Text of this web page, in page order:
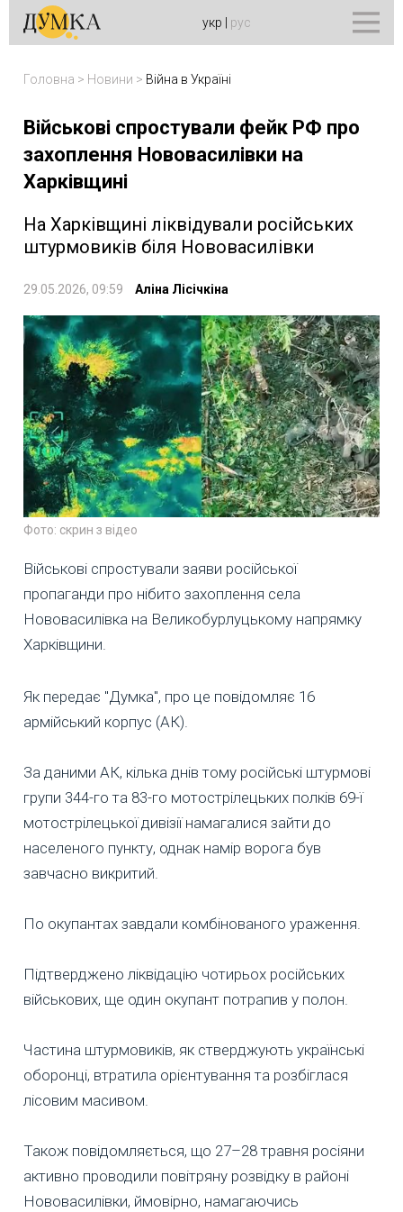
укр рус
Головна > Новини > Війна в Україні
Військові спростували фейк РФ про
захоплення Нововасилівки на
Харківщині
На Харківщині ліквідували російських
штурмовиків біля Нововасилівки
29.05.2026, 09:59 Аліна Лісічкіна
Фото: скрин з відео
Військові спростували заяви російської
пропаганди про нібито захоплення села
Нововасилівка на Великобурлуцькому напрямку
Харківщини.
Як передає "Думка", про це повідомляє 16
армійський корпус (АК).
За даними АК, кілька днів тому російські штурмові
групи 344-го та 83-го мотострілецьких полків 69-ї
мотострілецької дивізії намагалися зайти до
населеного пункту, однак намір ворога був
завчасно викритий.
По окупантах завдали комбінованого ураження.
Підтверджено ліквідацію чотирьох російських
військових, ще один окупант потрапив у полон.
Частина штурмовиків, як стверджують українські
оборонці, втратила орієнтування та розбіглася
лісовим масивом.
Також повідомляється, що 27–28 травня росіяни
активно проводили повітряну розвідку в районі
Нововасилівки, ймовірно, намагаючись